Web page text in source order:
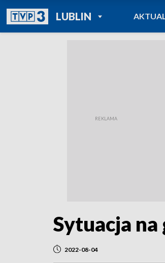
LUBLINPOWRÓT DO
TVP REGIONY
Sytuacja
2022-08-04